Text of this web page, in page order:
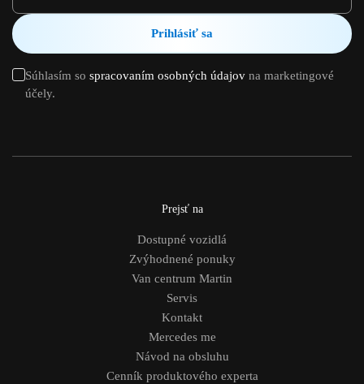
Prihlásiť sa
Súhlasím so spracovaním osobných údajov na marketingové
účely.
Prejsť na
Dostupné vozidlá
Zvýhodnené ponuky
Van centrum Martin
Servis
Kontakt
Mercedes me
Návod na obsluhu
Cenník produktového experta